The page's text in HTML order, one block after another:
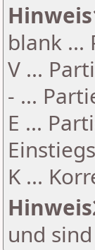
blank ...
V ...
- ...
E ...
K ...
und